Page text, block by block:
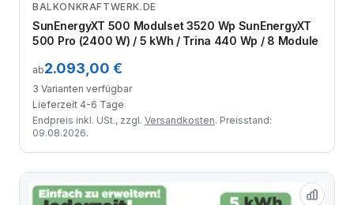
Zum Angebot
BALKONKRAFTWERK.DE
SunEnergyXT 500 Modulset 3520 Wp SunEnergyXT
500 Pro (2400 W) / 5 kWh / Trina 440 Wp / 8 Module
ab2.093,00 €
3 Varianten verfügbar
Lieferzeit 4-6 Tage
Endpreis inkl. USt., zzgl. Versandkosten. Preisstand:
09.08.2026.